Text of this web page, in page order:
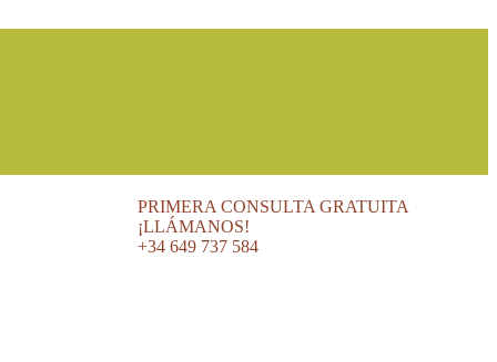
PRIMERA CONSULTA GRATUITA
¡LLÁMANOS!
+34 649 737 584